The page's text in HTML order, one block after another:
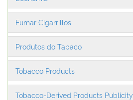
Fumar Cigarrillos
Produtos do Tabaco
Tobacco Products
Tobacco-Derived Products Publicity